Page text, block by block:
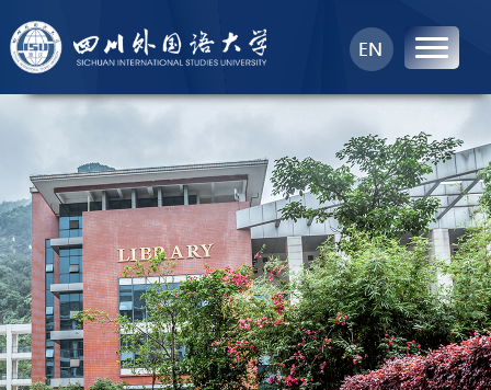
首页
中心概况
科学研究
学术团队